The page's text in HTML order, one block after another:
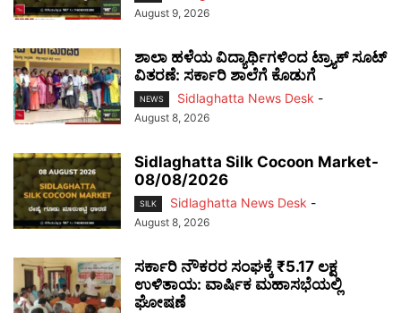
August 9, 2026
ಶಾಲಾ ಹಳೆಯ ವಿದ್ಯಾರ್ಥಿಗಳಿಂದ ಟ್ರ್ಯಾಕ್‌ ಸೂಟ್
ವಿತರಣೆ: ಸರ್ಕಾರಿ ಶಾಲೆಗೆ ಕೊಡುಗೆ
NEWS Sidlaghatta News Desk -
August 8, 2026
Sidlaghatta Silk Cocoon Market-
08/08/2026
SILK Sidlaghatta News Desk -
August 8, 2026
ಸರ್ಕಾರಿ ನೌಕರರ ಸಂಘಕ್ಕೆ ₹5.17 ಲಕ್ಷ
ಉಳಿತಾಯ: ವಾರ್ಷಿಕ ಮಹಾಸಭೆಯಲ್ಲಿ
ಘೋಷಣೆ